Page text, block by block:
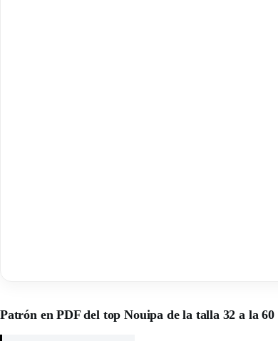
Patrón en PDF del top Nouipa de la talla 32 a la 60